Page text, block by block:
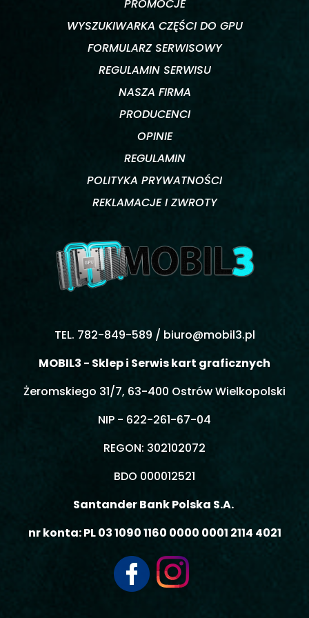
PROMOCJE
WYSZUKIWARKA CZĘŚCI DO GPU
FORMULARZ SERWISOWY
REGULAMIN SERWISU
NASZA FIRMA
PRODUCENCI
OPINIE
REGULAMIN
POLITYKA PRYWATNOŚCI
REKLAMACJE I ZWROTY
TEL. 782-849-589 / biuro@mobil3.pl
MOBIL3 - Sklep i Serwis kart graficznych
Żeromskiego 31/7, 63-400 Ostrów Wielkopolski
NIP - 622-261-67-04
REGON: 302102072
BDO 000012521
Santander Bank Polska S.A.
nr konta: PL 03 1090 1160 0000 0001 2114 4021